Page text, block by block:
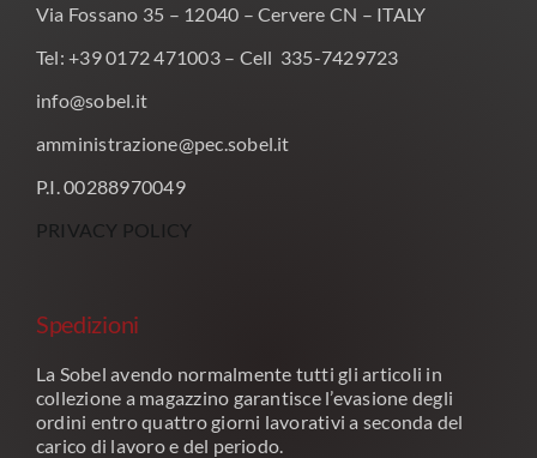
Via Fossano 35 – 12040 – Cervere CN – ITALY
Tel: +39 0172 471003 – Cell 335-7429723
info@sobel.it
amministrazione@pec.sobel.it
P.I. 00288970049
PRIVACY POLICY
Spedizioni
La Sobel avendo normalmente tutti gli articoli in
collezione a magazzino garantisce l’evasione degli
ordini entro quattro giorni lavorativi a seconda del
carico di lavoro e del periodo.